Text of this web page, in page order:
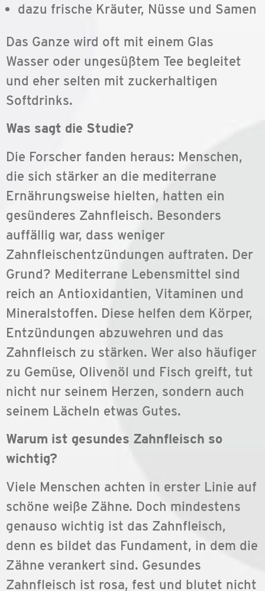
dazu frische Kräuter, Nüsse und Samen
Das Ganze wird oft mit einem Glas
Wasser oder ungesüßtem Tee begleitet
und eher selten mit zuckerhaltigen
Softdrinks.
Was sagt die Studie?
Die Forscher fanden heraus: Menschen,
die sich stärker an die mediterrane
Ernährungsweise hielten, hatten ein
gesünderes Zahnfleisch. Besonders
auffällig war, dass weniger
Zahnfleischentzündungen auftraten. Der
Grund? Mediterrane Lebensmittel sind
reich an Antioxidantien, Vitaminen und
Mineralstoffen. Diese helfen dem Körper,
Entzündungen abzuwehren und das
Zahnfleisch zu stärken. Wer also häufiger
zu Gemüse, Olivenöl und Fisch greift, tut
nicht nur seinem Herzen, sondern auch
seinem Lächeln etwas Gutes.
Warum ist gesundes Zahnfleisch so
wichtig?
Viele Menschen achten in erster Linie auf
schöne weiße Zähne. Doch mindestens
genauso wichtig ist das Zahnfleisch,
denn es bildet das Fundament, in dem die
Zähne verankert sind. Gesundes
Zahnfleisch ist rosa, fest und blutet nicht